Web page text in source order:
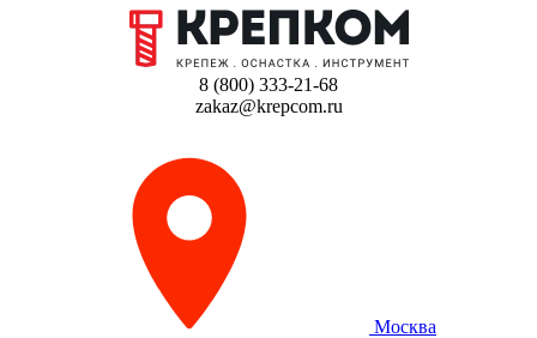
8 (800) 333-21-68
zakaz@krepcom.ru
Москва